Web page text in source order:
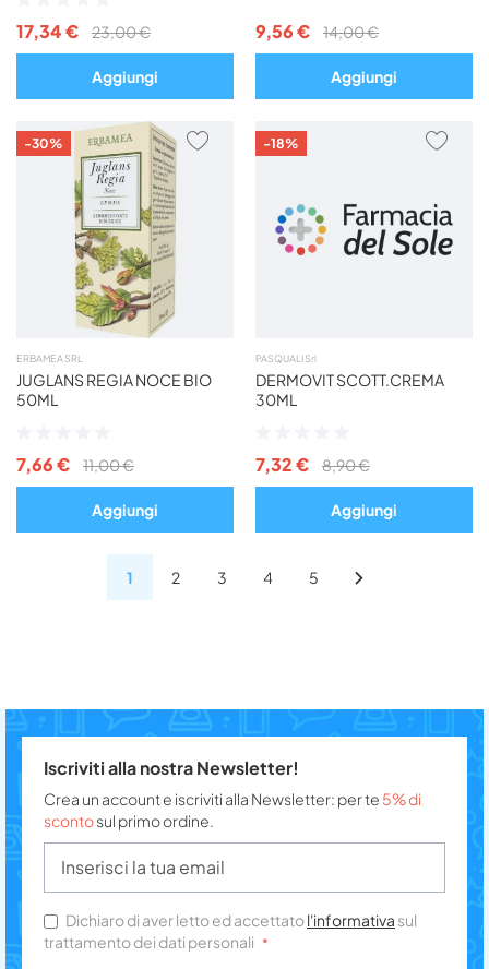
17,34 € 23,00 €
Aggiungi
9,56 € 14,00 €
Aggiungi
-30%
ERBAMEA SRL
JUGLANS REGIA NOCE BIO
50ML
7,66 € 11,00 €
Aggiungi
AGGIUNGI
PREFERITI
-18%
PASQUALI Srl
DERMOVIT SCOTT.CREMA
30ML
7,32 € 8,90 €
Aggiungi
1 2 3 4 5
Iscriviti alla nostra Newsletter!
Crea un account e iscriviti alla Newsletter: per te 5% di
scontosul primo ordine.
Dichiaro di aver letto ed accettatol'informativa sul
trattamento dei dati personali